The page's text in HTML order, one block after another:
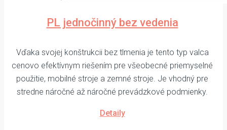
PL jednočinný bez vedenia
Vďaka svojej konštrukcii bez tlmenia je tento typ valca
cenovo efektívnym riešením pre všeobecné priemyselné
použitie, mobilné stroje a zemné stroje. Je vhodný pre
stredne náročné až náročné prevádzkové podmienky.
Detaily